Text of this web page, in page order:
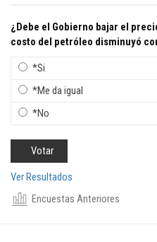
¿Debe el Gobierno bajar el
costo del petróleo disminuyó
*Si
*Me da igual
*No
Ver Resultados
Encuestas Anteriores